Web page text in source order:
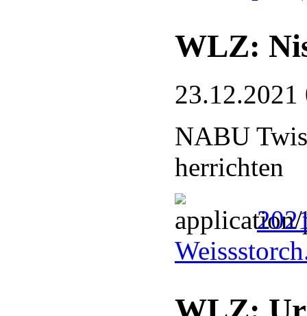
WLZ:
23.12.2021
NABU
herrichten